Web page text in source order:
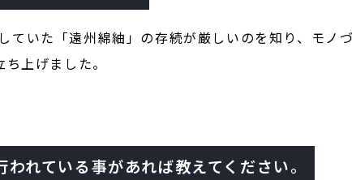
ていた「遠州綿紬」の存続が厳しいのを知り、モノ
上げました。
れている事があれば教えてください。